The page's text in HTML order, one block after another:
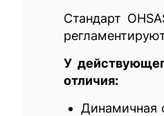
Стандарт
У
отличия:
Динамичная